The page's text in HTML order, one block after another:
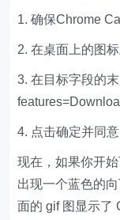
1. 确保Chrome
2. 在桌面上的图
3. 在目标字段的
4. 点击确定并同
现在，如果你开
出现一个蓝色的
面的 gif 图显示了